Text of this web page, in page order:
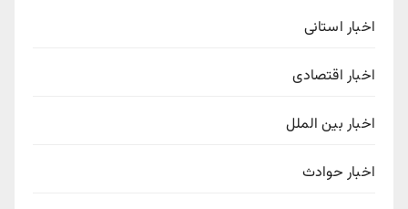
اخبار استانی
اخبار اقتصادی
اخبار بین الملل
اخبار حوادث